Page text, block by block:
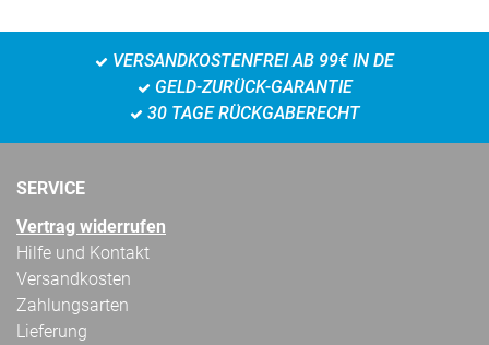
VERSANDKOSTENFREI AB 99€ IN DE
GELD-ZURÜCK-GARANTIE
30 TAGE RÜCKGABERECHT
SERVICE
Vertrag widerrufen
Hilfe und Kontakt
Versandkosten
Zahlungsarten
Lieferung